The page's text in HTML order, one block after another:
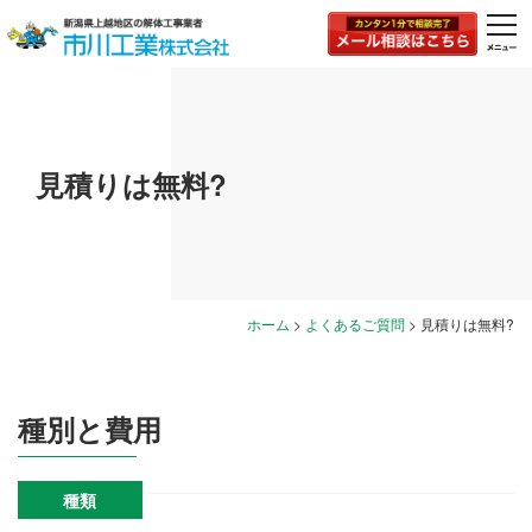
見積りは無料?
ホーム > よくあるご質問 > 見積りは無料?
種別と費用
種類